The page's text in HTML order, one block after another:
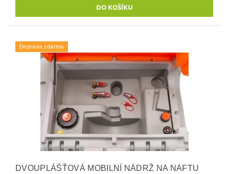
Doprava zdarma
DVOUPLÁŠŤOVÁ MOBILNÍ NÁDRŽ NA NAFTU